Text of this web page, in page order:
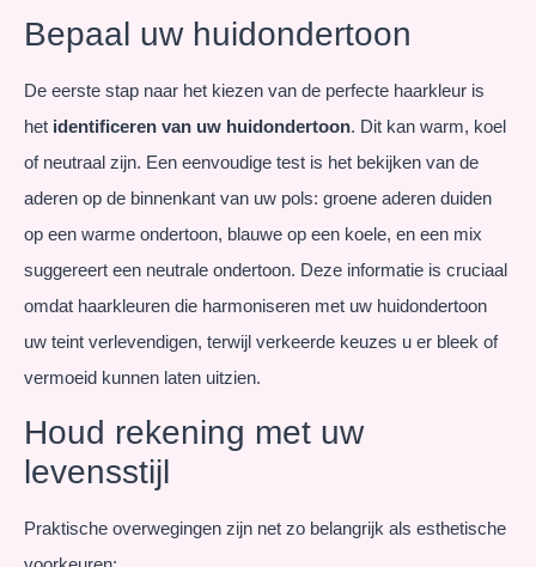
Bepaal uw huidondertoon
De eerste stap naar het kiezen van de perfecte haarkleur is
het identificeren van uw huidondertoon. Dit kan warm, koel
of neutraal zijn. Een eenvoudige test is het bekijken van de
aderen op de binnenkant van uw pols: groene aderen duiden
op een warme ondertoon, blauwe op een koele, en een mix
suggereert een neutrale ondertoon. Deze informatie is cruciaal
omdat haarkleuren die harmoniseren met uw huidondertoon
uw teint verlevendigen, terwijl verkeerde keuzes u er bleek of
vermoeid kunnen laten uitzien.
Houd rekening met uw
levensstijl
Praktische overwegingen zijn net zo belangrijk als esthetische